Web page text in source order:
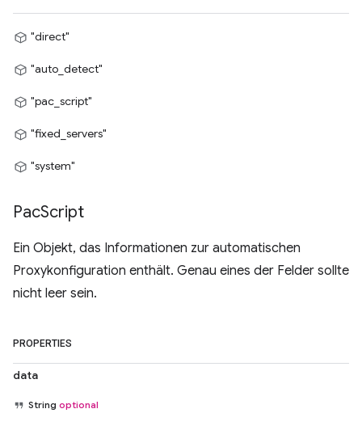
"direct"
"auto_detect"
"pac_script"
"fixed_servers"
"system"
PacScript
Ein Objekt, das Informationen zur automatischen
Proxykonfiguration enthält. Genau eines der Felder sollte
nicht leer sein.
PROPERTIES
data
String optional